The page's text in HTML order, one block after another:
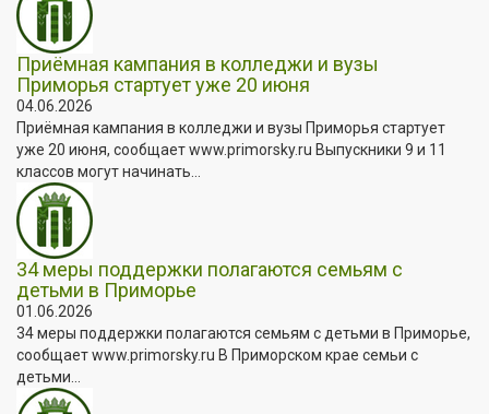
Приёмная кампания в колледжи и вузы
Приморья стартует уже 20 июня
04.06.2026
Приёмная кампания в колледжи и вузы Приморья стартует
уже 20 июня, сообщает www.primorsky.ru Выпускники 9 и 11
классов могут начинать...
34 меры поддержки полагаются семьям с
детьми в Приморье
01.06.2026
34 меры поддержки полагаются семьям с детьми в Приморье,
сообщает www.primorsky.ru В Приморском крае семьи с
детьми...